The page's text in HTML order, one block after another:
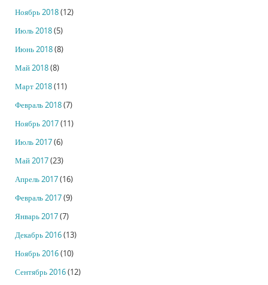
Ноябрь 2018(12)
Июль 2018(5)
Июнь 2018(8)
Май 2018(8)
Март 2018(11)
Февраль 2018(7)
Ноябрь 2017(11)
Июль 2017(6)
Май 2017(23)
Апрель 2017(16)
Февраль 2017(9)
Январь 2017(7)
Декабрь 2016(13)
Ноябрь 2016(10)
Сентябрь 2016(12)